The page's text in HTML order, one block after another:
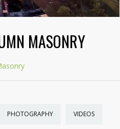
MASONRY
PHOTOGRAPHY VIDEOS